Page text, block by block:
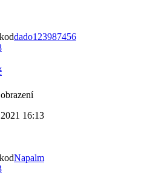
dado123987456
16:13
Napalm